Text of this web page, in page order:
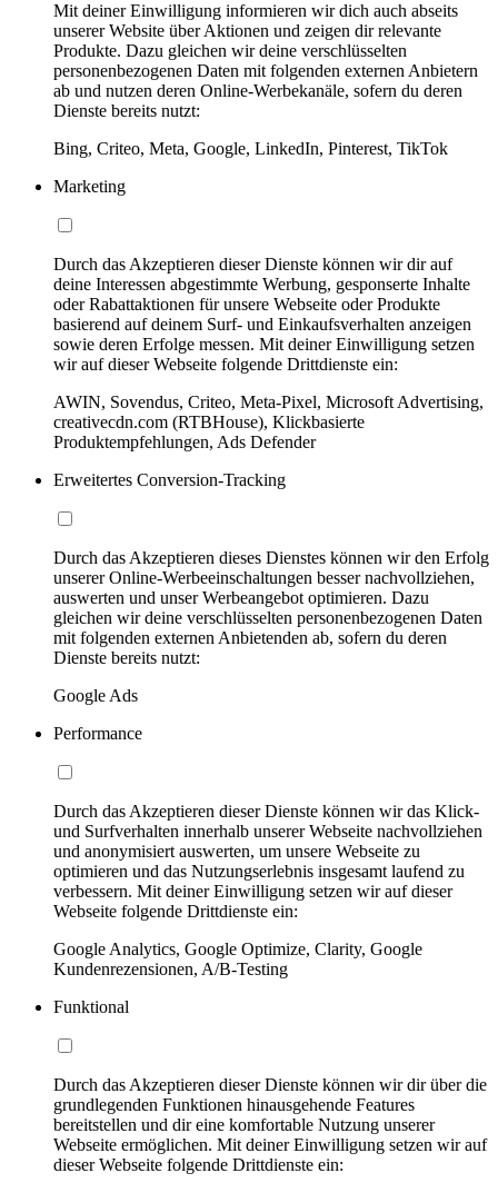
Mit deiner Einwilligung informieren wir dich auch abseits
unserer Website über Aktionen und zeigen dir relevante
Produkte. Dazu gleichen wir deine verschlüsselten
personenbezogenen Daten mit folgenden externen Anbietern
ab und nutzen deren Online-Werbekanäle, sofern du deren
Dienste bereits nutzt:
Bing, Criteo, Meta, Google, LinkedIn, Pinterest, TikTok
Marketing
Durch das Akzeptieren dieser Dienste können wir dir auf
deine Interessen abgestimmte Werbung, gesponserte Inhalte
oder Rabattaktionen für unsere Webseite oder Produkte
basierend auf deinem Surf- und Einkaufsverhalten anzeigen
sowie deren Erfolge messen. Mit deiner Einwilligung setzen
wir auf dieser Webseite folgende Drittdienste ein:
AWIN, Sovendus, Criteo, Meta-Pixel, Microsoft Advertising,
creativecdn.com (RTBHouse), Klickbasierte
Produktempfehlungen, Ads Defender
Erweitertes Conversion-Tracking
Durch das Akzeptieren dieses Dienstes können wir den Erfolg
unserer Online-Werbeeinschaltungen besser nachvollziehen,
auswerten und unser Werbeangebot optimieren. Dazu
gleichen wir deine verschlüsselten personenbezogenen Daten
mit folgenden externen Anbietenden ab, sofern du deren
Dienste bereits nutzt:
Google Ads
Performance
Durch das Akzeptieren dieser Dienste können wir das Klick-
und Surfverhalten innerhalb unserer Webseite nachvollziehen
und anonymisiert auswerten, um unsere Webseite zu
optimieren und das Nutzungserlebnis insgesamt laufend zu
verbessern. Mit deiner Einwilligung setzen wir auf dieser
Webseite folgende Drittdienste ein:
Google Analytics, Google Optimize, Clarity, Google
Kundenrezensionen, A/B-Testing
Funktional
Durch das Akzeptieren dieser Dienste können wir dir über die
grundlegenden Funktionen hinausgehende Features
bereitstellen und dir eine komfortable Nutzung unserer
Webseite ermöglichen. Mit deiner Einwilligung setzen wir auf
dieser Webseite folgende Drittdienste ein: